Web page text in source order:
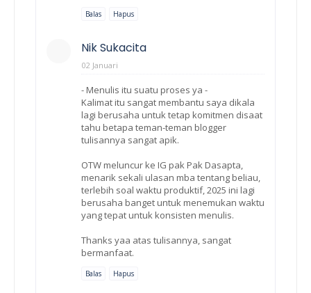
Balas Hapus
Nik Sukacita
02 Januari
- Menulis itu suatu proses ya -
Kalimat itu sangat membantu saya dikala
lagi berusaha untuk tetap komitmen disaat
tahu betapa teman-teman blogger
tulisannya sangat apik.
OTW meluncur ke IG pak Pak Dasapta,
menarik sekali ulasan mba tentang beliau,
terlebih soal waktu produktif, 2025 ini lagi
berusaha banget untuk menemukan waktu
yang tepat untuk konsisten menulis.
Thanks yaa atas tulisannya, sangat
bermanfaat.
Balas Hapus